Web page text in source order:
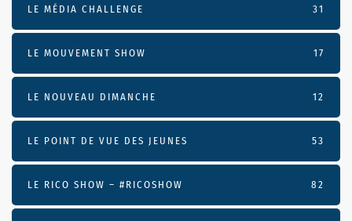
LE MÉDIA CHALLENGE 31
LE MOUVEMENT SHOW 17
LE NOUVEAU DIMANCHE 12
LE POINT DE VUE DES JEUNES 53
LE RICO SHOW – #RICOSHOW 82